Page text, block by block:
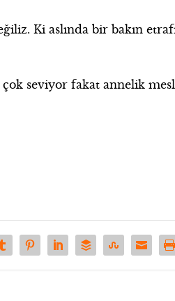
Ki aslında bir bakın
çok seviyor fakat annelik